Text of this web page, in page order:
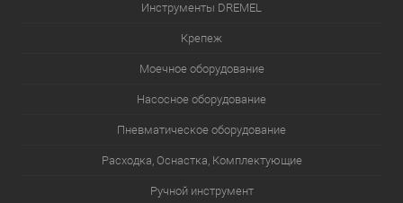
Инструменты DREMEL
Крепеж
Моечное оборудование
Насосное оборудование
Пневматическое оборудование
Расходка, Оснастка, Комплектующие
Ручной инструмент